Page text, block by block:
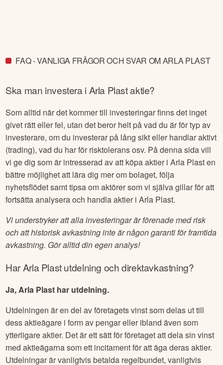
FAQ - VANLIGA FRÅGOR OCH SVAR OM ARLA PLAST
Ska man investera iArla Plastaktie?
Som alltid när det kommer till investeringar finns det inget
givet rätt eller fel, utan det beror helt på vad du är för typ av
investerare, om du investerar på lång sikt eller handlar aktivt
(trading), vad du har för risktolerans osv. På denna sida vill
vi ge dig som är intresserad av att köpa aktier iArla Plasten
bättre möjlighet att lära dig mer om bolaget, följa
nyhetsflödet samt tipsa om aktörer som vi själva gillar för att
fortsätta analysera och handla aktier iArla Plast.
Vi understryker att alla investeringar är förenade med risk
och att historisk avkastning inte är någon garanti för framtida
avkastning. Gör alltid din egen analys!
HarArla Plastutdelning och direktavkastning?
Ja, Arla Plast har utdelning.
Utdelningen är en del av företagets vinst som delas ut till
dess aktieägare i form av pengar eller ibland även som
ytterligare aktier. Det är ett sätt för företaget att dela sin vinst
med aktieägarna som ett incitament för att äga deras aktier.
Utdelningar är vanligtvis betalda regelbundet, vanligtvis